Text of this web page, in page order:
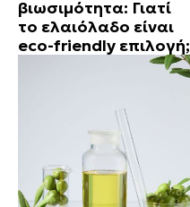
βιωσιμότητα: Γιατί
το ελαιόλαδο είναι
eco-friendly επιλογή;